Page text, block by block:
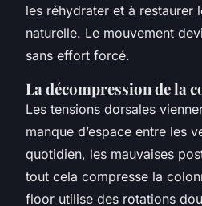
les réhydrater et à restaurer
naturelle. Le mouvement
sans effort forcé.
La décompression de la
Les tensions dorsales
manque d’espace entre les
quotidien, les mauvaises
tout cela compresse la
floor utilise des rotations